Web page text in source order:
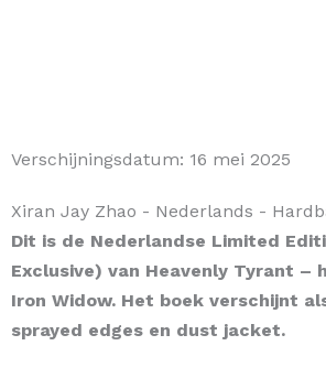
Verschijningsdatum: 16 mei 2025
Xiran Jay Zhao - Nederlands -
Dit is de Nederlandse Limited
Exclusive) van Heavenly Tyrant –
Iron Widow. Het boek verschijnt
sprayed edges en dust jacket.